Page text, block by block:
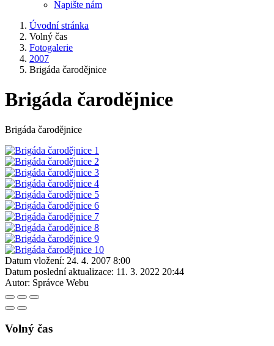
Napište nám
Úvodní stránka
Volný čas
Fotogalerie
2007
Brigáda čarodějnice
Brigáda čarodějnice
Brigáda čarodějnice
Datum vložení: 24. 4. 2007 8:00
Datum poslední aktualizace: 11. 3. 2022 20:44
Autor: Správce Webu
Volný čas